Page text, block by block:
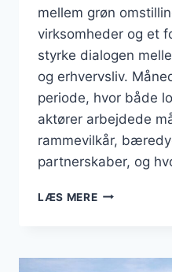
mellem grøn
virksomheder og et
styrke dialogen
og erhvervsliv.
periode, hvor både
aktører arbejdede
rammevilkår,
partnerskaber, og
LÆS MEREBUSINESS
OMSTILLING,